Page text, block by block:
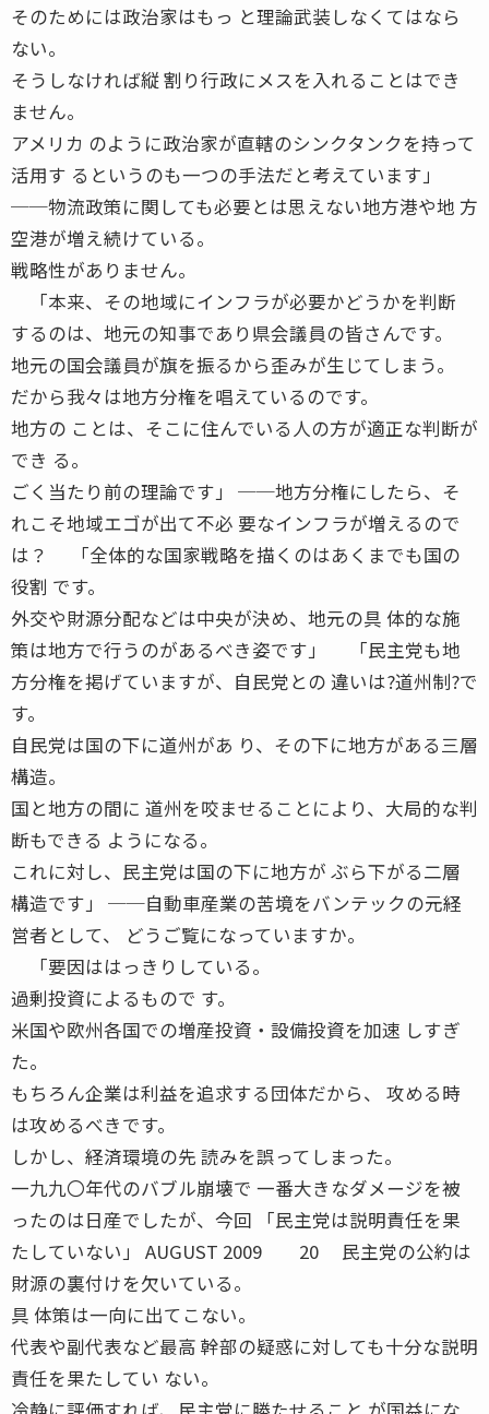
そのためには政治家はもっ と理論武装しなくてはなら
ない。
そうしなければ縦 割り行政にメスを入れることはでき
ません。
アメリカ のように政治家が直轄のシンクタンクを持って
活用す るというのも一つの手法だと考えています」
──物流政策に関しても必要とは思えない地方港や地 方
空港が増え続けている。
戦略性がありません。
「本来、その地域にインフラが必要かどうかを判断
するのは、地元の知事であり県会議員の皆さんです。
地元の国会議員が旗を振るから歪みが生じてしまう。
だから我々は地方分権を唱えているのです。
地方の ことは、そこに住んでいる人の方が適正な判断が
でき る。
ごく当たり前の理論です」 ──地方分権にしたら、そ
れこそ地域エゴが出て不必 要なインフラが増えるので
は？ 「全体的な国家戦略を描くのはあくまでも国の
役割 です。
外交や財源分配などは中央が決め、地元の具 体的な施
策は地方で行うのがあるべき姿です」 「民主党も地
方分権を掲げていますが、自民党との 違いは?道州制?で
す。
自民党は国の下に道州があ り、その下に地方がある三層
構造。
国と地方の間に 道州を咬ませることにより、大局的な判
断もできる ようになる。
これに対し、民主党は国の下に地方が ぶら下がる二層
構造です」 ──自動車産業の苦境をバンテックの元経
営者として、 どうご覧になっていますか。
「要因ははっきりしている。
過剰投資によるもので す。
米国や欧州各国での増産投資・設備投資を加速 しすぎ
た。
もちろん企業は利益を追求する団体だから、 攻める時
は攻めるべきです。
しかし、経済環境の先 読みを誤ってしまった。
一九九〇年代のバブル崩壊で 一番大きなダメージを被
ったのは日産でしたが、今回 「民主党は説明責任を果
たしていない」 AUGUST 2009 20 民主党の公約は
財源の裏付けを欠いている。
具 体策は一向に出てこない。
代表や副代表など最高 幹部の疑惑に対しても十分な説明
責任を果たしてい ない。